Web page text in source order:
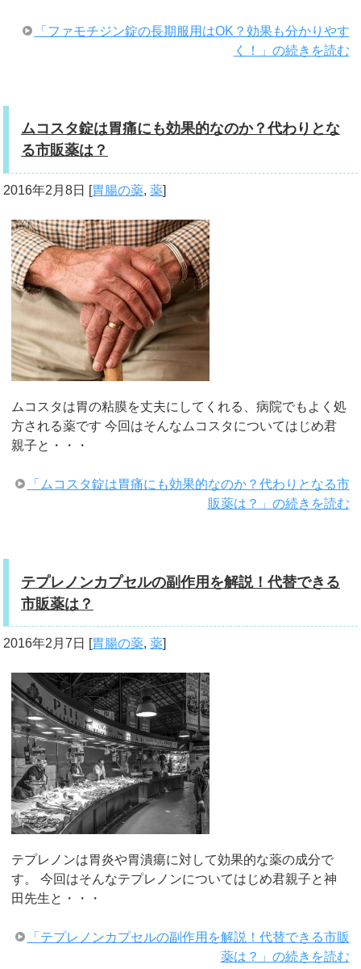
「ファモチジン錠の長期服用はOK？効果も分かりやす
く！」の続きを読む
ムコスタ錠は胃痛にも効果的なのか？代わりとな
る市販薬は？
2016年2月8日 [胃腸の薬,薬]
ムコスタは胃の粘膜を丈夫にしてくれる、病院でもよく処
方される薬です 今回はそんなムコスタについてはじめ君
親子と・・・
「ムコスタ錠は胃痛にも効果的なのか？代わりとなる市
販薬は？」の続きを読む
テプレノンカプセルの副作用を解説！代替できる
市販薬は？
2016年2月7日 [胃腸の薬,薬]
テプレノンは胃炎や胃潰瘍に対して効果的な薬の成分で
す。 今回はそんなテプレノンについてはじめ君親子と神
田先生と・・・
「テプレノンカプセルの副作用を解説！代替できる市販
薬は？」の続きを読む